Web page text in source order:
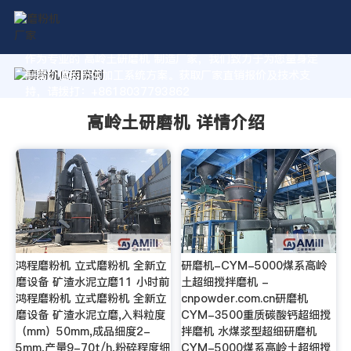
作为专业的 高岭土研磨机 制造厂家，我们致力于为您量身定
制高价值的粉体加工系统方案。获取厂家直销报价及技术支
高岭土研磨机 详情介绍
鸿程磨粉机 立式磨粉机 全新立
磨设备 矿渣水泥立磨11 小时前
鸿程磨粉机 立式磨粉机 全新立
磨设备 矿渣水泥立磨,入料粒度
（mm）50mm,成品细度2-
研磨机-CYM-5000煤系高岭
土超细搅拌磨机 -
cnpowder.com.cn研磨机
CYM-3500重质碳酸钙超细搅
拌磨机 水煤浆型超细研磨机